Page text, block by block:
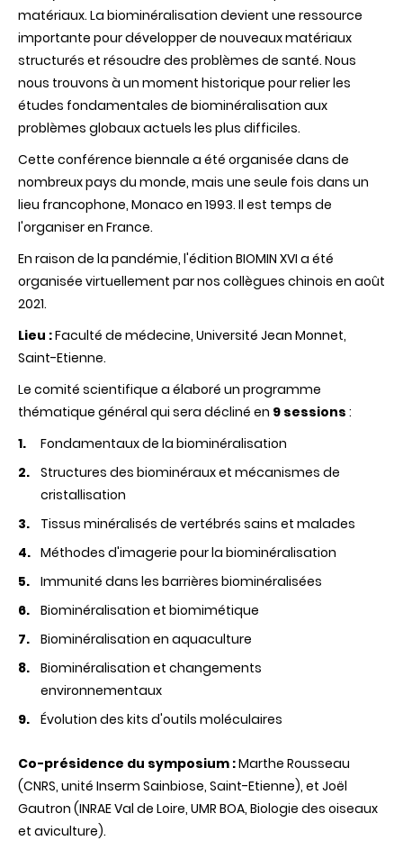
matériaux. La biominéralisation devient une ressource
importante pour développer de nouveaux matériaux
structurés et résoudre des problèmes de santé. Nous
nous trouvons à un moment historique pour relier les
études fondamentales de biominéralisation aux
problèmes globaux actuels les plus difficiles.
Cette conférence biennale a été organisée dans de
nombreux pays du monde, mais une seule fois dans un
lieu francophone, Monaco en 1993. Il est temps de
l'organiser en France.
En raison de la pandémie, l'édition BIOMIN XVI a été
organisée virtuellement par nos collègues chinois en août
2021.
Lieu :Faculté de médecine, Université Jean Monnet,
Saint-Etienne.
Le comité scientifique a élaboré un programme
thématique général qui sera décliné en 9 sessions :
Fondamentaux de la biominéralisation
Structures des biominéraux et mécanismes de
cristallisation
Tissus minéralisés de vertébrés sains et malades
Méthodes d'imagerie pour la biominéralisation
Immunité dans les barrières biominéralisées
Biominéralisation et biomimétique
Biominéralisation en aquaculture
Biominéralisation et changements
environnementaux
Évolution des kits d'outils moléculaires
Co-présidence du symposium :Marthe Rousseau
(CNRS, unité Inserm Sainbiose, Saint-Etienne), et Joël
Gautron (INRAE Val de Loire, UMR BOA, Biologie des oiseaux
et aviculture).